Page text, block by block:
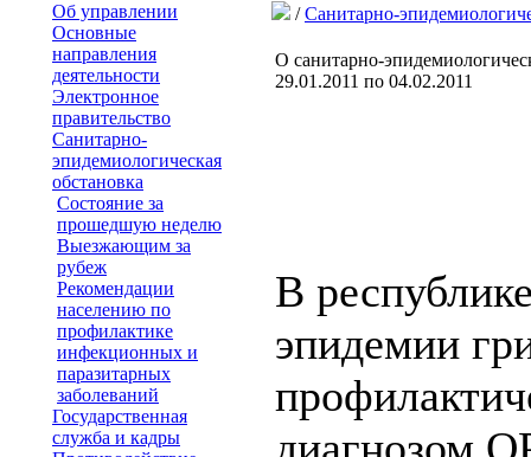
Об управлении
Основные
направления
деятельности
Электронное
правительство
Санитарно-
эпидемиологическая
обстановка
Состояние за
прошедшую неделю
Выезжающим за
рубеж
Рекомендации
населению по
профилактике
инфекционных и
паразитарных
заболеваний
Государственная
служба и кадры
/Санитарно-
О санитарно-
29.01.2011 по 04.02.2011
В
эпидемии